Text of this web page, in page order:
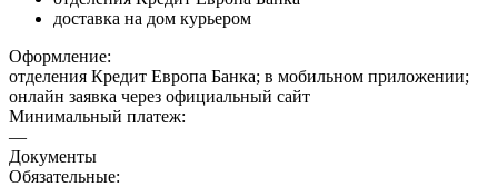
доставка на дом курьером
Оформление:
отделения Кредит Европа Банка; в мобильном приложении;
онлайн заявка через официальный сайт
Минимальный платеж:
—
Документы
Обязательные: